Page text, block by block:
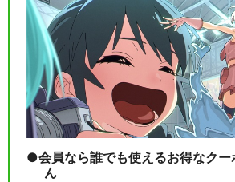
会員なら誰でも使えるお得なクー
ん